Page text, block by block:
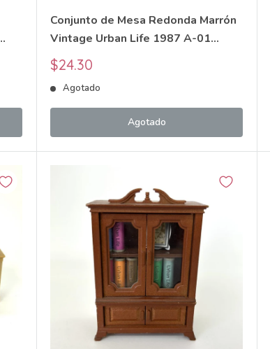
Conjunto de Mesa Redonda Marrón
Vintage Urban Life 1987 A-01
Sylvanian Families Calico Critters
Precio
de
venta
$24.30
Agotado
Agotado